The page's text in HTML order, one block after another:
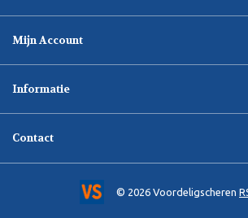
Mijn Account
Informatie
Contact
© 2026 Voordeligscheren